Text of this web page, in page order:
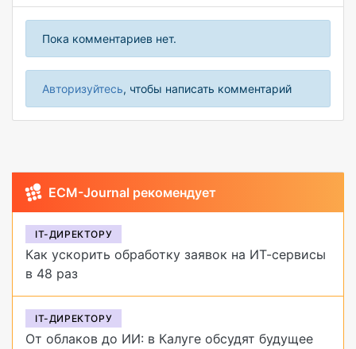
Пока комментариев нет.
Авторизуйтесь, чтобы написать комментарий
ECM-Journal рекомендует
IT-ДИРЕКТОРУ
Как ускорить обработку заявок на ИТ-сервисы
в 48 раз
IT-ДИРЕКТОРУ
От облаков до ИИ: в Калуге обсудят будущее